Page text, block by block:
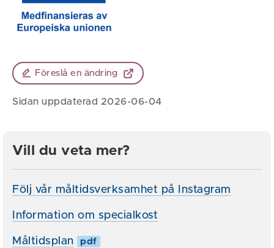
Föreslå en ändring
Sidan uppdaterad 2026-06-04
Vill du veta mer?
Följ vår måltidsverksamhet på Instagram
Information om specialkost
Måltidsplan pdf